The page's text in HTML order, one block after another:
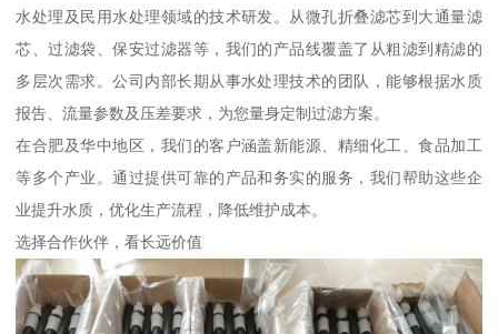
水处理及民用水处理领域的技术研发。从微孔折叠滤芯到大通量滤
芯、过滤袋、保安过滤器等，我们的产品线覆盖了从粗滤到精滤的
多层次需求。公司内部长期从事水处理技术的团队，能够根据水质
报告、流量参数及压差要求，为您量身定制过滤方案。
在合肥及华中地区，我们的客户涵盖新能源、精细化工、食品加工
等多个产业。通过提供可靠的产品和务实的服务，我们帮助这些企
业提升水质，优化生产流程，降低维护成本。
选择合作伙伴，看长远价值